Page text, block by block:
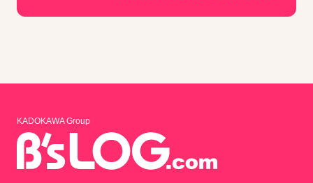
KADOKAWA Group